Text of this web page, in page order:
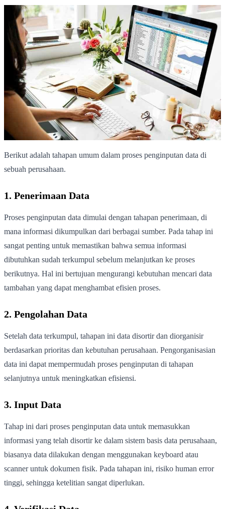
Berikut adalah tahapan umum dalam proses penginputan data di
sebuah perusahaan.
1. Penerimaan Data
Proses penginputan data dimulai dengan tahapan penerimaan, di
mana informasi dikumpulkan dari berbagai sumber. Pada tahap ini
sangat penting untuk memastikan bahwa semua informasi
dibutuhkan sudah terkumpul sebelum melanjutkan ke proses
berikutnya. Hal ini bertujuan mengurangi kebutuhan mencari data
tambahan yang dapat menghambat efisien proses.
2. Pengolahan Data
Setelah data terkumpul, tahapan ini data disortir dan diorganisir
berdasarkan prioritas dan kebutuhan perusahaan. Pengorganisasian
data ini dapat mempermudah proses penginputan di tahapan
selanjutnya untuk meningkatkan efisiensi.
3. Input Data
Tahap ini dari proses penginputan data untuk memasukkan
informasi yang telah disortir ke dalam sistem basis data perusahaan,
biasanya data dilakukan dengan menggunakan keyboard atau
scanner untuk dokumen fisik. Pada tahapan ini, risiko human error
tinggi, sehingga ketelitian sangat diperlukan.